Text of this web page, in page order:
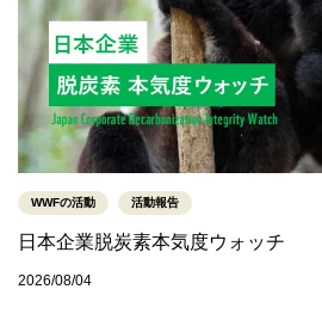
WWFの活動 活動報告
日本企業脱炭素本気度ウォッチ
2026/08/04